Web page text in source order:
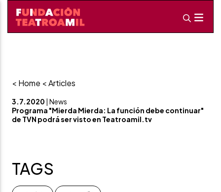
< Home < Articles
3.7.2020 | News
Programa "Mierda Mierda: La función debe continuar"
de TVN podrá ser visto en Teatroamil.tv
TAGS